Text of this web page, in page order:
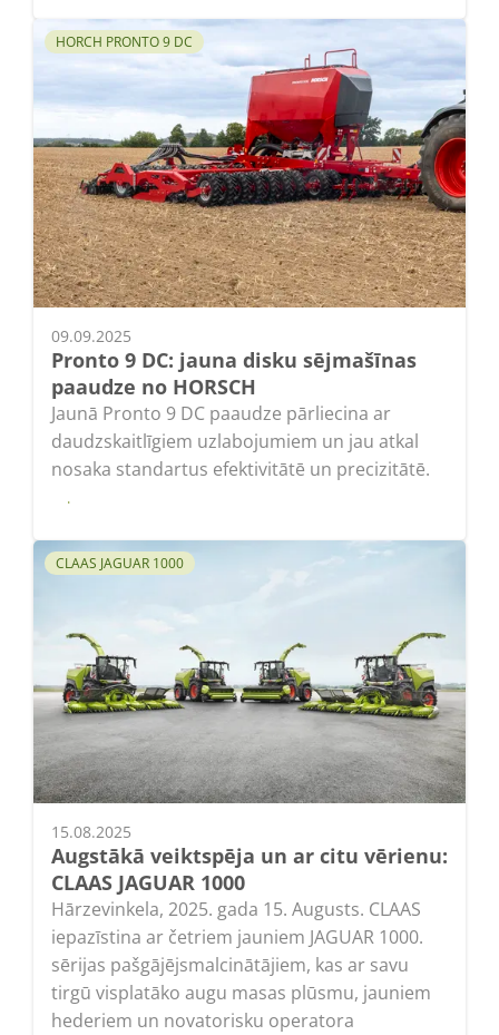
HORCH PRONTO 9 DC
09.09.2025
Pronto 9 DC: jauna disku sējmašīnas
paaudze no HORSCH
Jaunā Pronto 9 DC paaudze pārliecina ar
daudzskaitlīgiem uzlabojumiem un jau atkal
nosaka standartus efektivitātē un precizitātē.
Lasīt
CLAAS JAGUAR 1000
15.08.2025
Augstākā veiktspēja un ar citu vērienu:
CLAAS JAGUAR 1000
Hārzevinkela, 2025. gada 15. Augusts. CLAAS
iepazīstina ar četriem jauniem JAGUAR 1000.
sērijas pašgājējsmalcinātājiem, kas ar savu
tirgū visplatāko augu masas plūsmu, jauniem
hederiem un novatorisku operatora